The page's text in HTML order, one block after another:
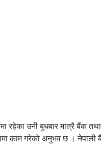
उनी बुधबार मात्रै बैंक
काम गरेको अनुभव छ ।